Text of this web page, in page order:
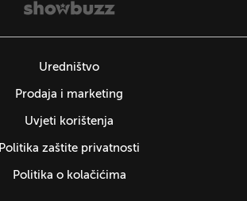
Uredništvo
Prodaja i marketing
Uvjeti korištenja
Politika zaštite privatnosti
Politika o kolačićima